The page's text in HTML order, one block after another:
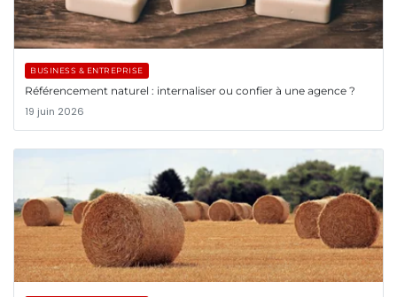
BUSINESS & ENTREPRISE
Référencement naturel : internaliser ou confier à une agence ?
19 juin 2026